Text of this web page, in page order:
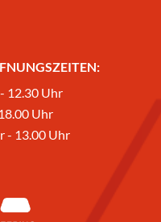
12.30 Uhr
Uhr
- 13.00 Uhr